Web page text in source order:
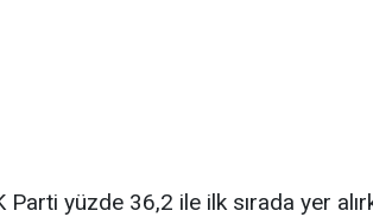
Parti yüzde 36,2 ile ilk sırada yer